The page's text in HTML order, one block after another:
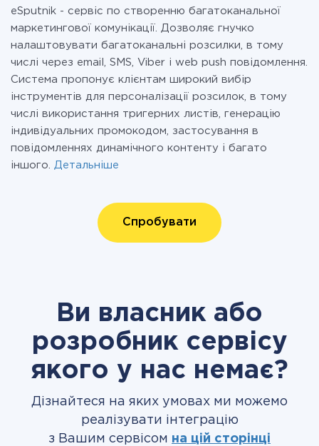
eSputnik - сервіс по створенню багатоканальної
маркетингової комунікації. Дозволяє гнучко
налаштовувати багатоканальні розсилки, в тому
числі через email, SMS, Viber і web push повідомлення.
Система пропонує клієнтам широкий вибір
інструментів для персоналізації розсилок, в тому
числі використання тригерних листів, генерацію
індивідуальних промокодом, застосування в
повідомленнях динамічного контенту і багато
іншого. Детальніше
Спробувати
Ви власник або
розробник сервісу
якого у нас немає?
Дізнайтеся на яких умовах ми можемо
реалізувати інтеграцію
з Вашим сервісом на цій сторінці